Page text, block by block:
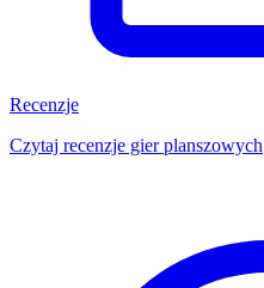
Recenzje
Czytaj recenzje gier planszowych